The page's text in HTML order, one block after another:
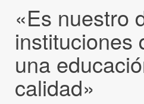
«Es nuestro
instituciones
una
calidad»